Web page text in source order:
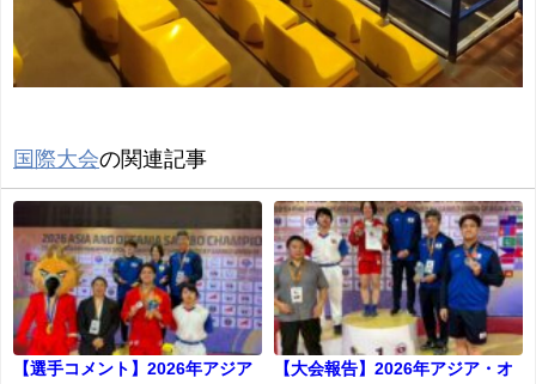
国際大会の関連記事
【選手コメント】2026年アジア
【大会報告】2026年アジア・オ